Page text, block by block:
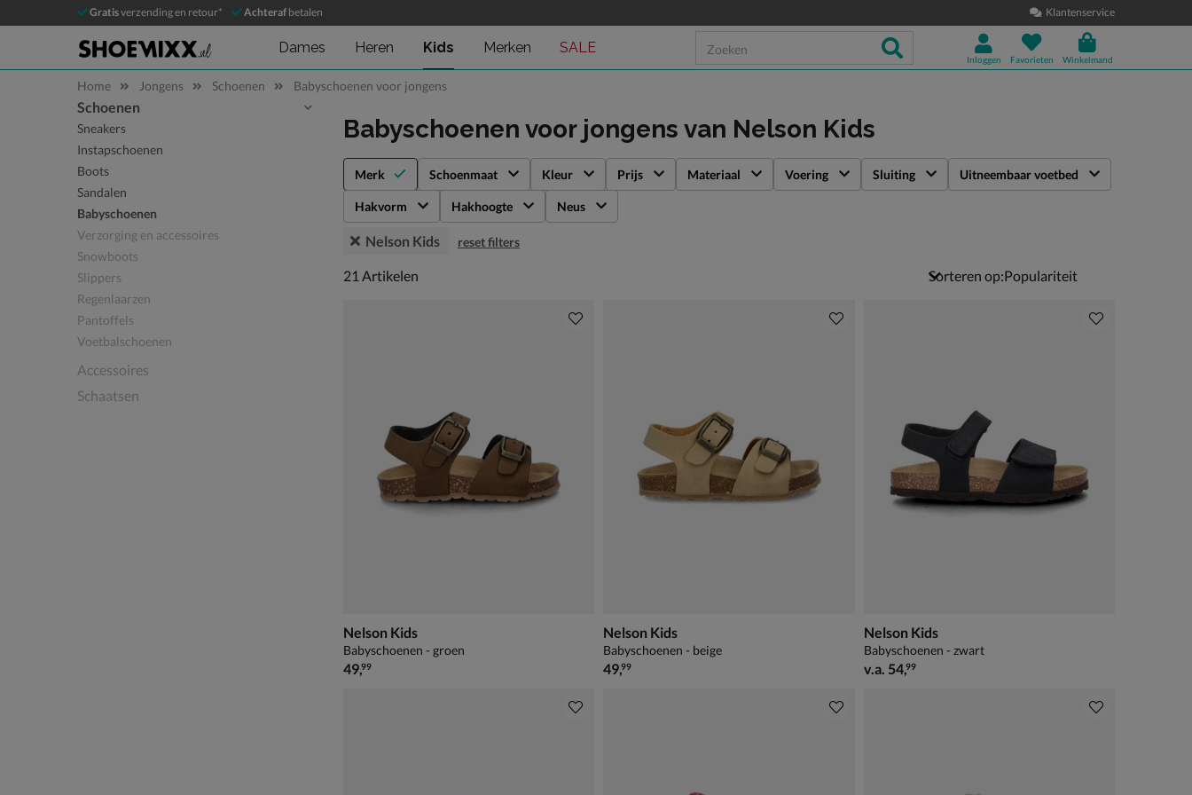
Gratisverzending en retour* Achteraf betalen Klantenservice
Dames Heren Kids Merken SALE
Inloggen Favorieten Winkelmand
Home Jongens Schoenen Babyschoenen voor jongens
Sla categorieën over
Schoenen
Sneakers
Instapschoenen
Boots
Sandalen
Babyschoenen
Verzorging en accessoires
Snowboots
Slippers
Regenlaarzen
Pantoffels
Voetbalschoenen
Accessoires
Schaatsen
Babyschoenen voor jongens van Nelson Kids
Merk Schoenmaat Kleur Prijs Materiaal Voering Sluiting Uitneembaar voetbed
Hakvorm Hakhoogte Neus
Nelson Kids reset filters
21 artikelen
21 Artikelen Sorteren op:
Nelson Kids
Babyschoenen - groen
€ 49,99
49,99
Nelson Kids
Babyschoenen - beige
€ 49,99
49,99
Nelson Kids
Babyschoenen - zwart
vanaf € 54,99
v.a. 54,99